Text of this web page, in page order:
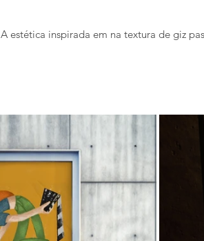
A estética inspirada em na textura de giz